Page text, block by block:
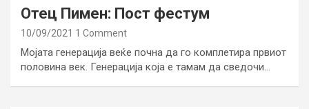
Отец Пимен: Пост фестум
10/09/2021 1 Comment
Мојата генерација веќе почна да го комплетира првиот
половина век. Генерација која е тамам да сведочи…